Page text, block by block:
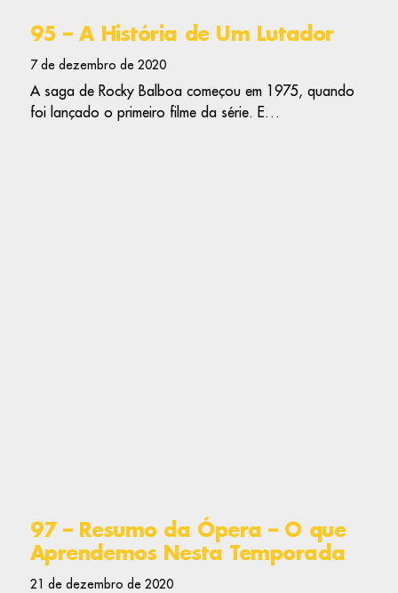
95 – A História de Um Lutador
7 de dezembro de 2020
A saga de Rocky Balboa começou em 1975, quando
foi lançado o primeiro filme da série. E…
97 – Resumo da Ópera – O que
Aprendemos Nesta Temporada
21 de dezembro de 2020